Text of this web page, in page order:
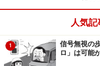
こうした裁判例などを
「ジブリ風」のイラス
う考えられるでしょうか
人気
1
信号無視の
ロ」は可能